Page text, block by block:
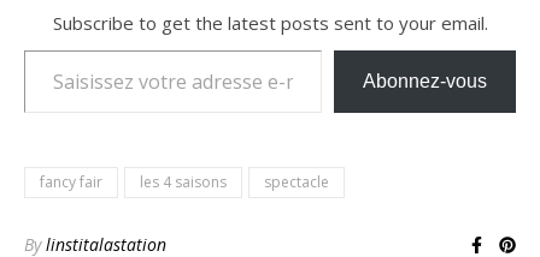
Subscribe to get the latest posts sent to your email.
Saisissez votre adresse e-mail…
Abonnez-vous
fancy fair les 4 saisons spectacle
Bylinstitalastation